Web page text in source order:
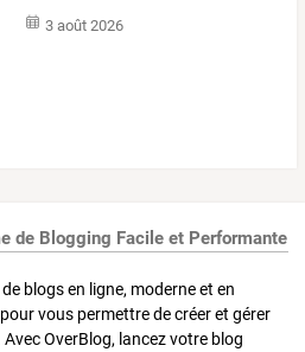
3 août 2026
de Blogging Facile et Performante
blogs en ligne, moderne et en
vous permettre de créer et gérer
OverBlog, lancez votre blog